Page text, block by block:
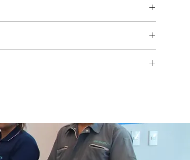
งเป็นที่ที่เหมาะกับการบรรยายลักษณะเด่นของสินค้า
นค้าที่ชัดเจนเป็นวิธีการสร้างความน่าเชื่อถือที่ดีมาก ทั้ง
งสินค้าที่จัดเจนเป็นวิธีการสร้างความเชื่อมั่นที่ยอด
ใจ